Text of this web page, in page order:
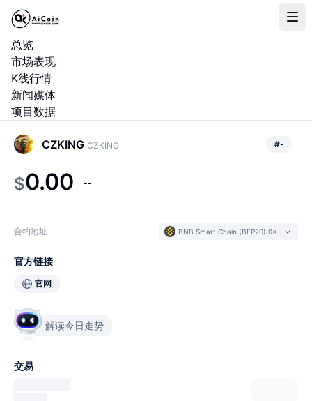
总览
市场表现
K线行情
新闻媒体
项目数据
CZKING CZKING #-
$0.00 --
合约地址 BNB Smart Chain (BEP20):0x51da...b72f0F
官方链接
官网
解读今日走势
交易